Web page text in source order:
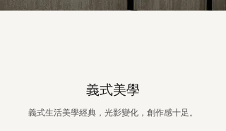
​義式美學
​義式生活美學經典，光影變化，創作感十足。